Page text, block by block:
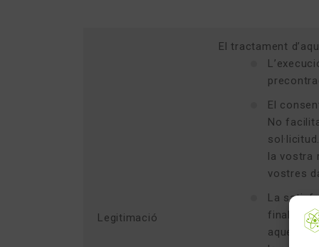
Legitimació
El tractament
El
No
la vostra
vostres
La
finalitat
aquests